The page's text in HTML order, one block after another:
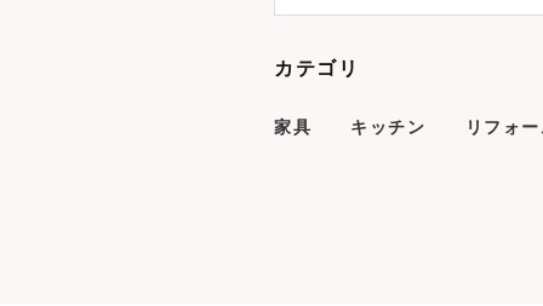
カテゴリ
家具 キッチン リフォ